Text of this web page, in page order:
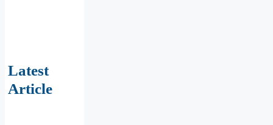
Latest
Article